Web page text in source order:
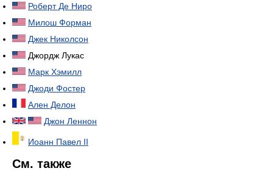
Роберт Де Ниро
Милош Форман
Джек Николсон
Джордж Лукас
Марк Хэмилл
Джоди Фостер
Ален Делон
Джон Леннон
Иоанн Павел II
См. также